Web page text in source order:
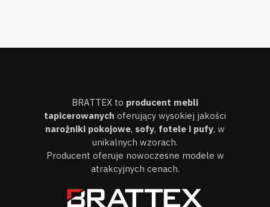
BRATTEX to producent mebli
tapicerowanych oferujący wysokiej jakości
narożniki pokojowe, sofy, fotele i pufy, w
unikalnych wzorach.
Producent oferuje nowoczesne modele w
atrakcyjnych cenach.